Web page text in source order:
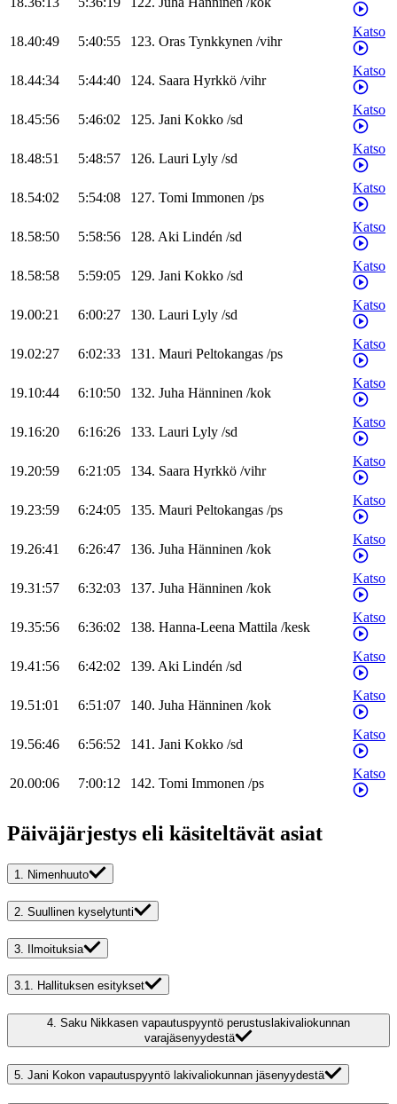
18.40:49 5:40:55 123. Oras Tynkkynen /vihr
Katso
18.44:34 5:44:40 124. Saara Hyrkkö /vihr
Katso
18.45:56 5:46:02 125. Jani Kokko /sd
Katso
18.48:51 5:48:57 126. Lauri Lyly /sd
Katso
18.54:02 5:54:08 127. Tomi Immonen /ps
Katso
18.58:50 5:58:56 128. Aki Lindén /sd
Katso
18.58:58 5:59:05 129. Jani Kokko /sd
Katso
19.00:21 6:00:27 130. Lauri Lyly /sd
Katso
19.02:27 6:02:33 131. Mauri Peltokangas /ps
Katso
19.10:44 6:10:50 132. Juha Hänninen /kok
Katso
19.16:20 6:16:26 133. Lauri Lyly /sd
Katso
19.20:59 6:21:05 134. Saara Hyrkkö /vihr
Katso
19.23:59 6:24:05 135. Mauri Peltokangas /ps
Katso
19.26:41 6:26:47 136. Juha Hänninen /kok
Katso
19.31:57 6:32:03 137. Juha Hänninen /kok
Katso
19.35:56 6:36:02 138. Hanna-Leena Mattila /kesk
Katso
19.41:56 6:42:02 139. Aki Lindén /sd
Katso
19.51:01 6:51:07 140. Juha Hänninen /kok
Katso
19.56:46 6:56:52 141. Jani Kokko /sd
Katso
20.00:06 7:00:12 142. Tomi Immonen /ps
Katso
Päiväjärjestys eli käsiteltävät asiat
1. Nimenhuuto
2. Suullinen kyselytunti
3. Ilmoituksia
3.1. Hallituksen esitykset
4. Saku Nikkasen vapautuspyyntö perustuslakivaliokunnan
varajäsenyydestä
5. Jani Kokon vapautuspyyntö lakivaliokunnan jäsenyydestä